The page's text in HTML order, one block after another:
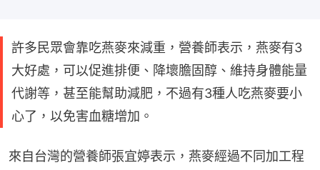
許多民眾會靠吃燕麥來減重，營養師表示，燕麥有3
大好處，可以促進排便、降壞膽固醇、維持身體能量
代謝等，甚至能幫助減肥，不過有3種人吃燕麥要小
心了，以免害血糖增加。
來自台灣的營養師張宜婷表示，燕麥經過不同加工程